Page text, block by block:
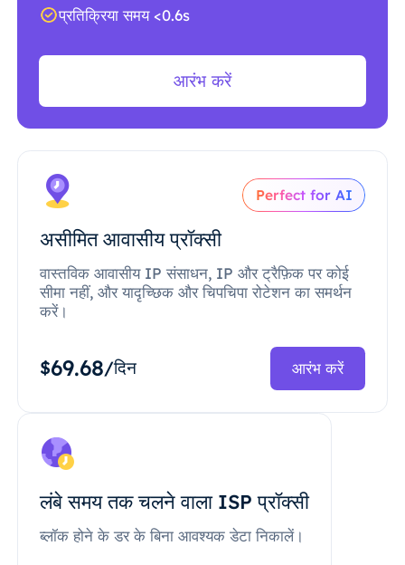
प्रतिक्रिया समय <0.6s
आरंभ करें
Perfect for AI
असीमित आवासीय प्रॉक्सी
वास्तविक आवासीय IP संसाधन, IP और ट्रैफ़िक पर कोई
सीमा नहीं, और यादृच्छिक और चिपचिपा रोटेशन का समर्थन
करें।
$69.68/दिन आरंभ करें
लंबे समय तक चलने वाला ISP प्रॉक्सी
ब्लॉक होने के डर के बिना आवश्यक डेटा निकालें।